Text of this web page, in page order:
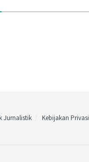
Jurnalistik Kebijakan Privasi